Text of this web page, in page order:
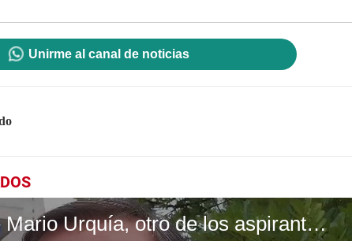
Unirme al canal de noticias
Impresiones de Mario Urquía, otro de los aspirantes a fiscal